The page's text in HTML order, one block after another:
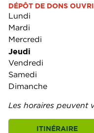
DÉPÔT DE DONS
Lundi
Mardi
Mercredi
Jeudi
Vendredi
Samedi
Dimanche
Les horaires peuvent
ITINÉRAIRE